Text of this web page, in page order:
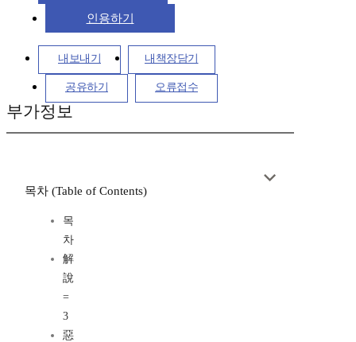
인용하기
내보내기 내책장담기
공유하기 오류접수
부가정보
목차 (Table of Contents)
목
차
解
說
=
3
惡